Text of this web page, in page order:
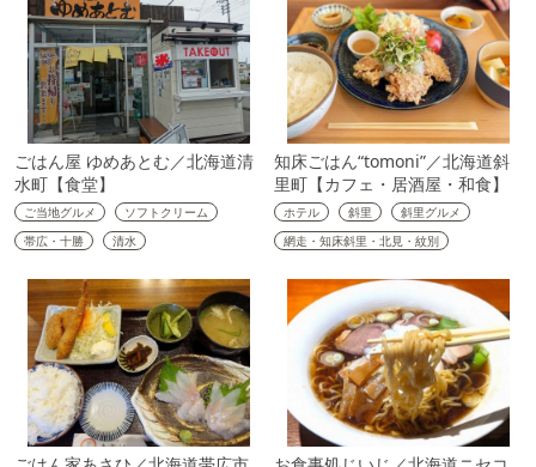
ごはん屋 ゆめあとむ／北海道清
水町【食堂】
ご当地グルメ
ソフトクリーム
帯広・十勝
清水
知床ごはん“tomoni”／北海道斜
里町【カフェ・居酒屋・和食】
ホテル 斜里
斜里グルメ
網走・知床斜里・北見・紋別